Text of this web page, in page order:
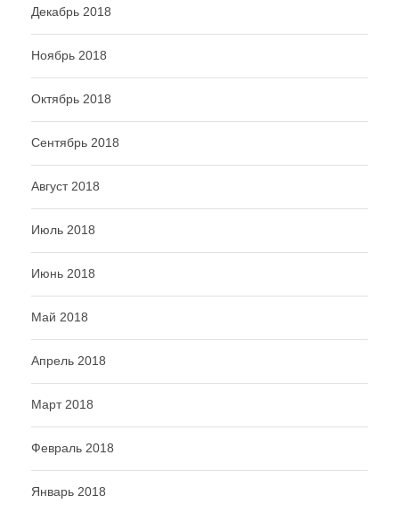
Декабрь 2018
Ноябрь 2018
Октябрь 2018
Сентябрь 2018
Август 2018
Июль 2018
Июнь 2018
Май 2018
Апрель 2018
Март 2018
Февраль 2018
Январь 2018